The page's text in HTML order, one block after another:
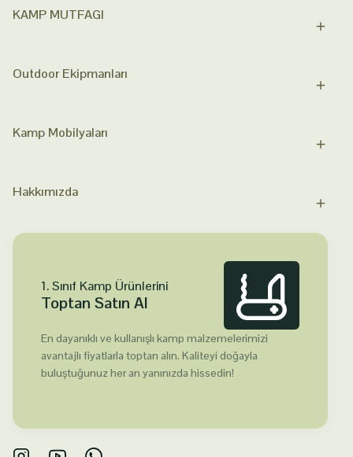
KAMP MUTFAGI
Outdoor Ekipmanları
Kamp Mobilyaları
Hakkımızda
1. Sınıf Kamp Ürünlerini
Toptan Satın Al
En dayanıklı ve kullanışlı kamp malzemelerimizi
avantajlı fiyatlarla toptan alın. Kaliteyi doğayla
buluştuğunuz her an yanınızda hissedin!